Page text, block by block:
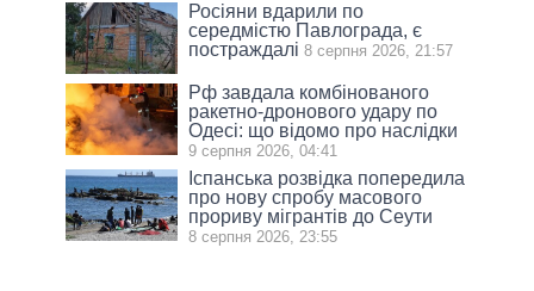
Росіяни вдарили по
середмістю Павлограда, є
постраждалі 8 серпня 2026, 21:57
Рф завдала комбінованого
ракетно-дронового удару по
Одесі: що відомо про наслідки
9 серпня 2026, 04:41
Іспанська розвідка попередила
про нову спробу масового
прориву мігрантів до Сеути
8 серпня 2026, 23:55